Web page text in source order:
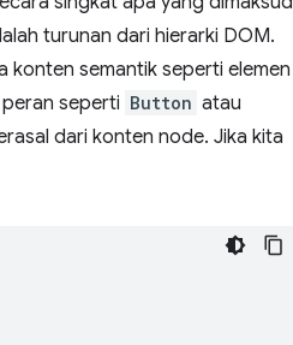
turunan dari hierarki DOM.
konten semantik seperti elemen
seperti Button atau
dari konten node. Jika kita